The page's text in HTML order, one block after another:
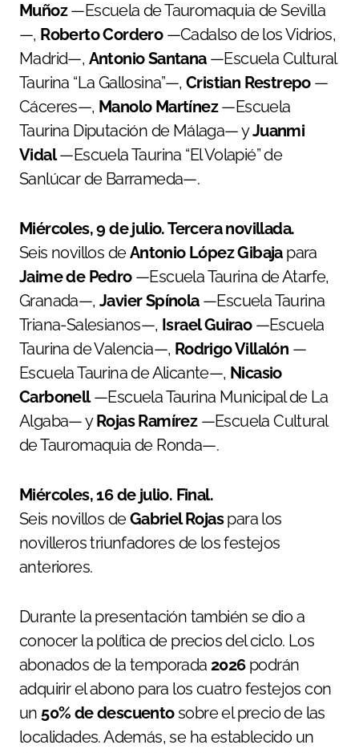
Muñoz—Escuela de Tauromaquia de Sevilla
—, Roberto Cordero—Cadalso de los Vidrios,
Madrid—, Antonio Santana—Escuela Cultural
Taurina “La Gallosina”—, Cristian Restrepo—
Cáceres—, Manolo Martínez—Escuela
Taurina Diputación de Málaga— yJuanmi
Vidal—Escuela Taurina “El Volapié” de
Sanlúcar de Barrameda—.
Miércoles, 9 de julio. Tercera novillada.
Seis novillos deAntonio López Gibajapara
Jaime de Pedro—Escuela Taurina de Atarfe,
Granada—,Javier Spínola—Escuela Taurina
Triana-Salesianos—, Israel Guirao—Escuela
Taurina de Valencia—, Rodrigo Villalón —
Escuela Taurina de Alicante—, Nicasio
Carbonell—Escuela Taurina Municipal de La
Algaba— yRojas Ramírez—Escuela Cultural
de Tauromaquia de Ronda—.
Miércoles, 16 de julio. Final.
Seis novillos deGabriel Rojaspara los
novilleros triunfadores de los festejos
anteriores.
Durante la presentación también se dio a
conocer la política de precios del ciclo. Los
abonados de la temporada 2026podrán
adquirir el abono para los cuatro festejos con
un 50% de descuentosobre el precio de las
localidades. Además, se ha establecido un